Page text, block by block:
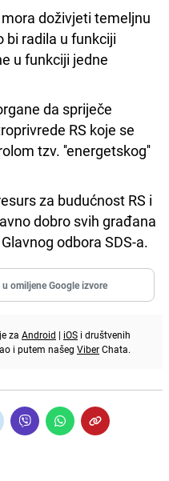
doživjeti temeljnu
radila u funkciji
u funkciji jedne
da spriječe
RS koje se
tzv. ''energetskog''
za budućnost RS i
dobro svih građana
odbora SDS-a.
omiljene Google izvore
za Android | iOS i društvenih
i putem našeg ViberChata.